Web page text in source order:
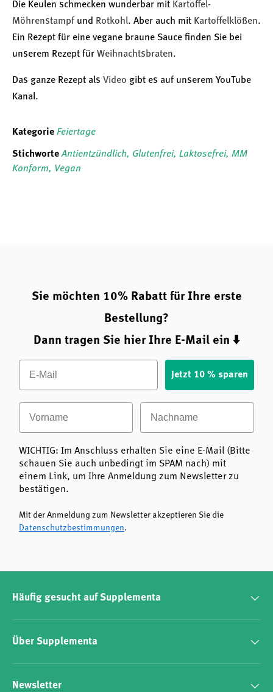
Die Keulen schmecken wunderbar mit Kartoffel-
Möhrenstampf und Rotkohl. Aber auch mit Kartoffelklößen.
Ein Rezept für eine vegane braune Sauce finden Sie bei
unserem Rezept für Weihnachtsbraten.
Das ganze Rezept als Video gibt es auf unserem YouTube
Kanal.
Kategorie Feiertage
Stichworte Antientzündlich, Glutenfrei, Laktosefrei, MM
Konform, Vegan
Sie möchten 10% Rabatt für Ihre erste
Bestellung?
Dann tragen Sie hier Ihre E-Mail ein ⬇️
Email
Jetzt 10 % sparen
Vorname Nachname
WICHTIG: Im Anschluss erhalten Sie eine E-Mail (Bitte
schauen Sie auch unbedingt im SPAM nach) mit
einem Link, um Ihre Anmeldung zum Newsletter zu
bestätigen.
Mit der Anmeldung zum Newsletter akzeptieren Sie die
Datenschutzbestimmungen.
Häufig gesucht auf Supplementa
Über Supplementa
Newsletter